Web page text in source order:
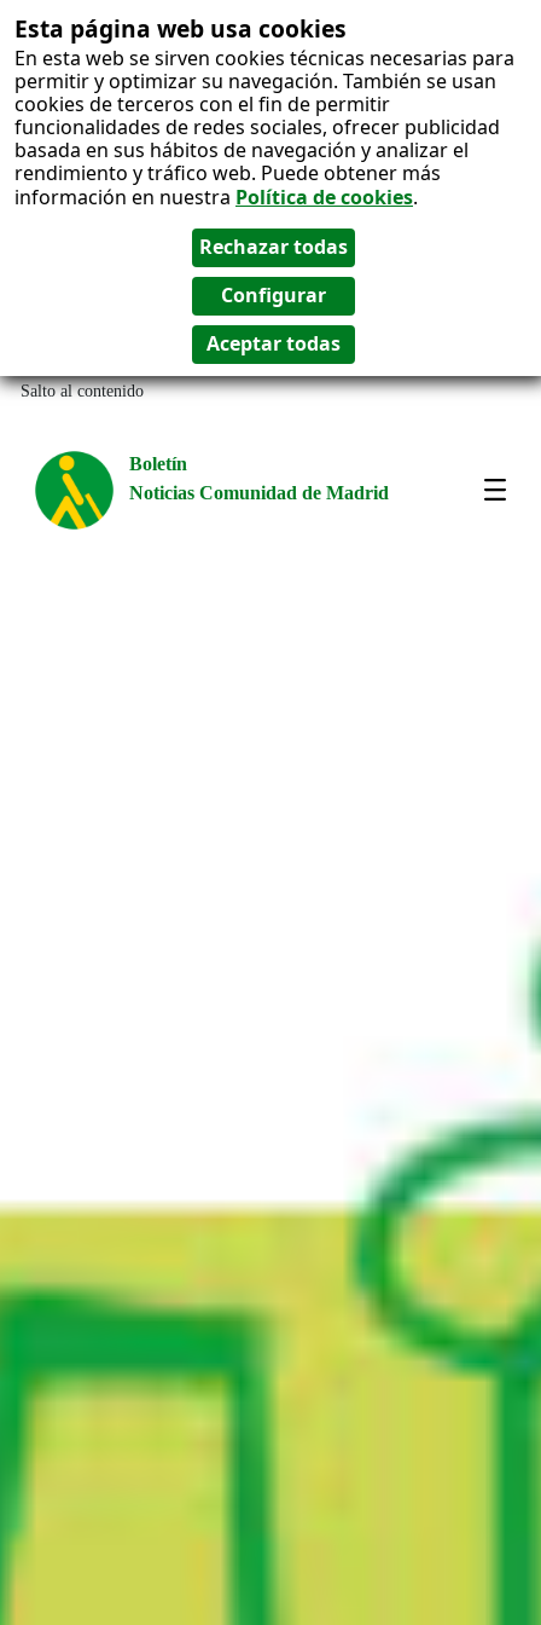
Esta página web usa cookies
En esta web se sirven cookies técnicas necesarias para
permitir y optimizar su navegación. También se usan
cookies de terceros con el fin de permitir
funcionalidades de redes sociales, ofrecer publicidad
basada en sus hábitos de navegación y analizar el
rendimiento y tráfico web. Puede obtener más
información en nuestra Política de cookies.
Salto al contenido
Boletín
Noticias Comunidad de Madrid